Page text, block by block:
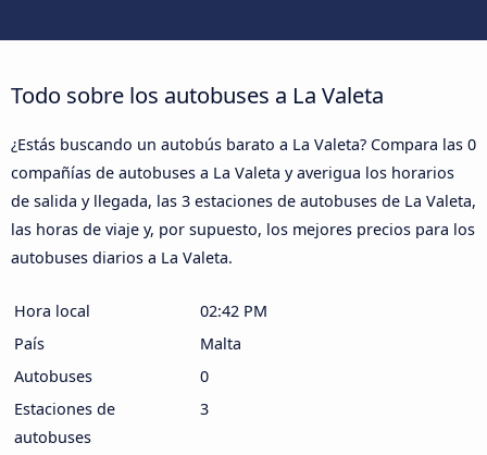
Todo sobre los autobuses a La Valeta
¿Estás buscando un autobús barato a La Valeta? Compara las 0
compañías de autobuses a La Valeta y averigua los horarios
de salida y llegada, las 3 estaciones de autobuses de La Valeta,
las horas de viaje y, por supuesto, los mejores precios para los
autobuses diarios a La Valeta.
Hora local
02:42 PM
País
Malta
Autobuses
0
Estaciones de
autobuses
3